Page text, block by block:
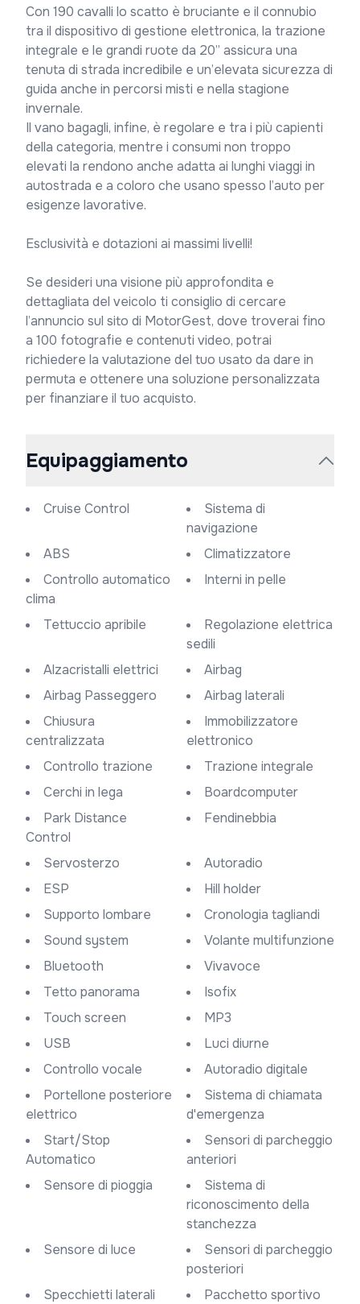
Con 190 cavalli lo scatto è bruciante e il connubio
tra il dispositivo di gestione elettronica, la trazione
integrale e le grandi ruote da 20” assicura una
tenuta di strada incredibile e un’elevata sicurezza di
guida anche in percorsi misti e nella stagione
invernale.
Il vano bagagli, infine, è regolare e tra i più capienti
della categoria, mentre i consumi non troppo
elevati la rendono anche adatta ai lunghi viaggi in
autostrada e a coloro che usano spesso l’auto per
esigenze lavorative.
Esclusività e dotazioni ai massimi livelli!
Se desideri una visione più approfondita e
dettagliata del veicolo ti consiglio di cercare
l’annuncio sul sito di MotorGest, dove troverai fino
a 100 fotografie e contenuti video, potrai
richiedere la valutazione del tuo usato da dare in
permuta e ottenere una soluzione personalizzata
per finanziare il tuo acquisto.
Equipaggiamento
Cruise Control
Sistema di
navigazione
ABS
Climatizzatore
Controllo automatico
clima
Interni in pelle
Tettuccio apribile
Regolazione elettrica
sedili
Alzacristalli elettrici
Airbag
Airbag Passeggero
Airbag laterali
Chiusura
centralizzata
Immobilizzatore
elettronico
Controllo trazione
Trazione integrale
Cerchi in lega
Boardcomputer
Park Distance
Control
Fendinebbia
Servosterzo
Autoradio
ESP
Hill holder
Supporto lombare
Cronologia tagliandi
Sound system
Volante multifunzione
Bluetooth
Vivavoce
Tetto panorama
Isofix
Touch screen
MP3
USB
Luci diurne
Controllo vocale
Autoradio digitale
Portellone posteriore
elettrico
Sistema di chiamata
d'emergenza
Start/Stop
Automatico
Sensori di parcheggio
anteriori
Sensore di pioggia
Sistema di
riconoscimento della
stanchezza
Sensore di luce
Sensori di parcheggio
posteriori
Specchietti laterali
Pacchetto sportivo